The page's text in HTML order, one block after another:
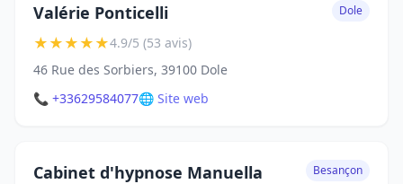
Valérie Ponticelli Dole
★★★★★4.9/5 (53 avis)
46 Rue des Sorbiers, 39100 Dole
📞 +33629584077🌐 Site web
Cabinet d'hypnose Manuella
Besançon